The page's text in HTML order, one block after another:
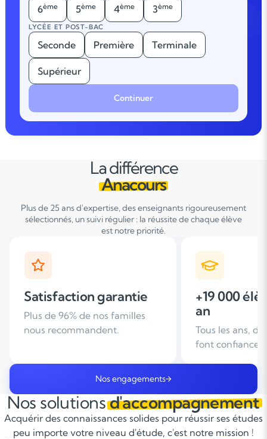
6ème 5ème 4ème 3ème
LYCÉE ET POST-BAC
Seconde Première Terminale
Supérieur
Continuer
La différence
Anacours
Plus de 25 ans d'expertise, des enseignants rigoureusement
sélectionnés, un suivi régulier : la réussite de chaque élève
est notre priorité.
+19 000 élèves suivis /
an
Tous les ans, des familles nous
+ de 25 ans
Leader du
domicile en
Nos engagements
Nos solutionsd'accompagnement
Acquérir des connaissances solides pour réussir ses études
peu importe votre niveau d'étude, c'est notre mission !